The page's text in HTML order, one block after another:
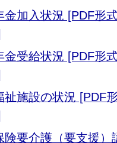
金加入状況 [PDF形
金受給状況 [PDF形
祉施設の状況 [PDF
険要介護（要支援）